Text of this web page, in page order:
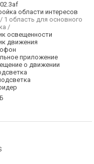
области интересов
/ 1 область для основного
/
освещенности
движения
приложение
о движении